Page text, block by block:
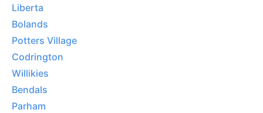
Liberta
Bolands
Potters Village
Codrington
Willikies
Bendals
Parham